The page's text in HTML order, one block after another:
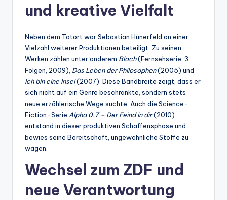
und kreative Vielfalt
Neben dem Tatort war Sebastian Hünerfeld an einer
Vielzahl weiterer Produktionen beteiligt. Zu seinen
Werken zählen unter anderem Bloch(Fernsehserie, 3
Folgen, 2009), Das Leben der Philosophen(2005) und
Ich bin eine Insel(2007). Diese Bandbreite zeigt, dass er
sich nicht auf ein Genre beschränkte, sondern stets
neue erzählerische Wege suchte. Auch die Science-
Fiction-Serie Alpha 0.7 – Der Feind in dir(2010)
entstand in dieser produktiven Schaffensphase und
bewies seine Bereitschaft, ungewöhnliche Stoffe zu
wagen.
Wechsel zum ZDF und
neue Verantwortung